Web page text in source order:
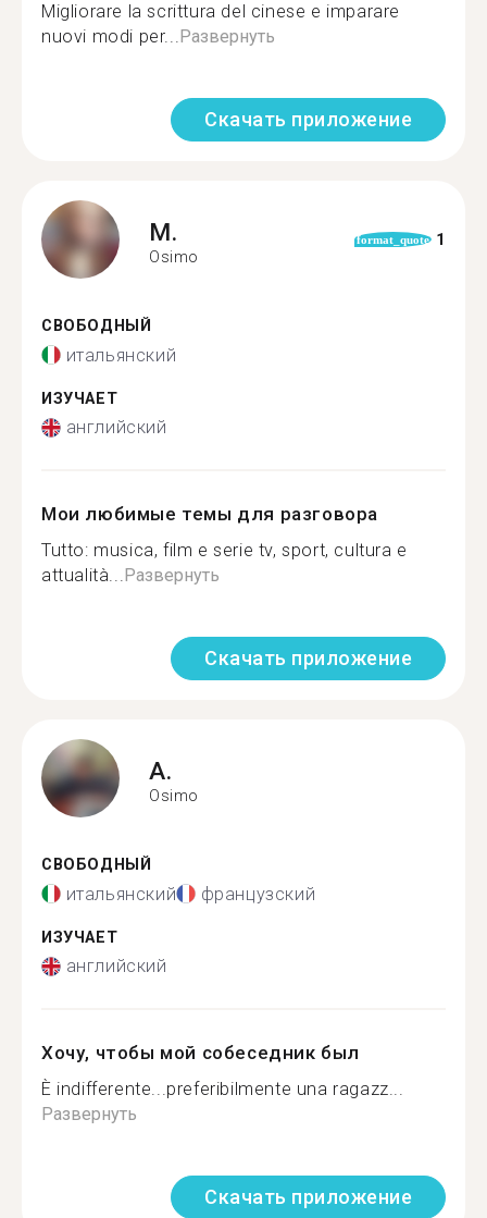
Migliorare la scrittura del cinese e imparare
nuovi modi per...Развернуть
Скачать приложение
M.
Osimo
format_quote 1
СВОБОДНЫЙ
итальянский
ИЗУЧАЕТ
английский
Мои любимые темы для разговора
Tutto: musica, film e serie tv, sport, cultura e
attualità...Развернуть
Скачать приложение
A.
Osimo
СВОБОДНЫЙ
итальянский французский
ИЗУЧАЕТ
английский
Хочу, чтобы мой собеседник был
È indifferente...preferibilmente una ragazz...
Развернуть
Скачать приложение